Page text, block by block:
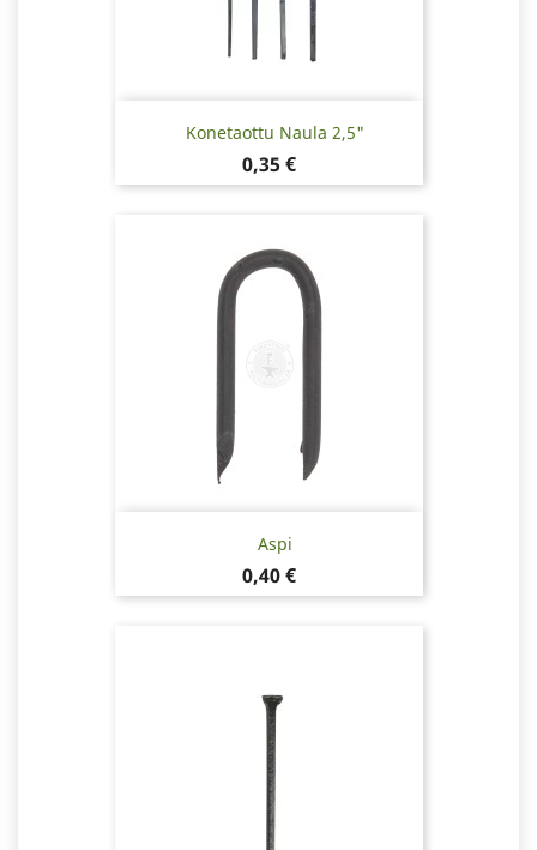
Konetaottu Naula 2,5"
Hinta
0,35 €
Aspi
Hinta
0,40 €